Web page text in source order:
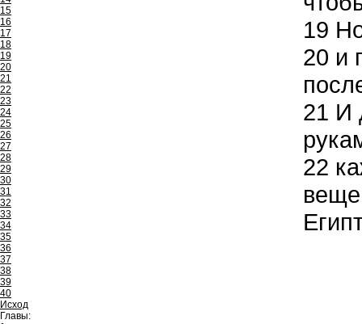
15
16
17
18
19
20
21
22
23
24
25
26
27
28
29
30
31
32
33
34
35
36
37
38
39
40
Исход
Главы:
19
20 и
21 И
22